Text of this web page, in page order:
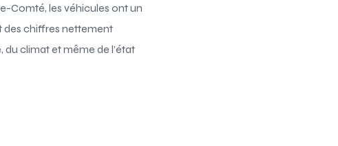
Comté, les véhicules ont un
des chiffres nettement
climat et même de l’état